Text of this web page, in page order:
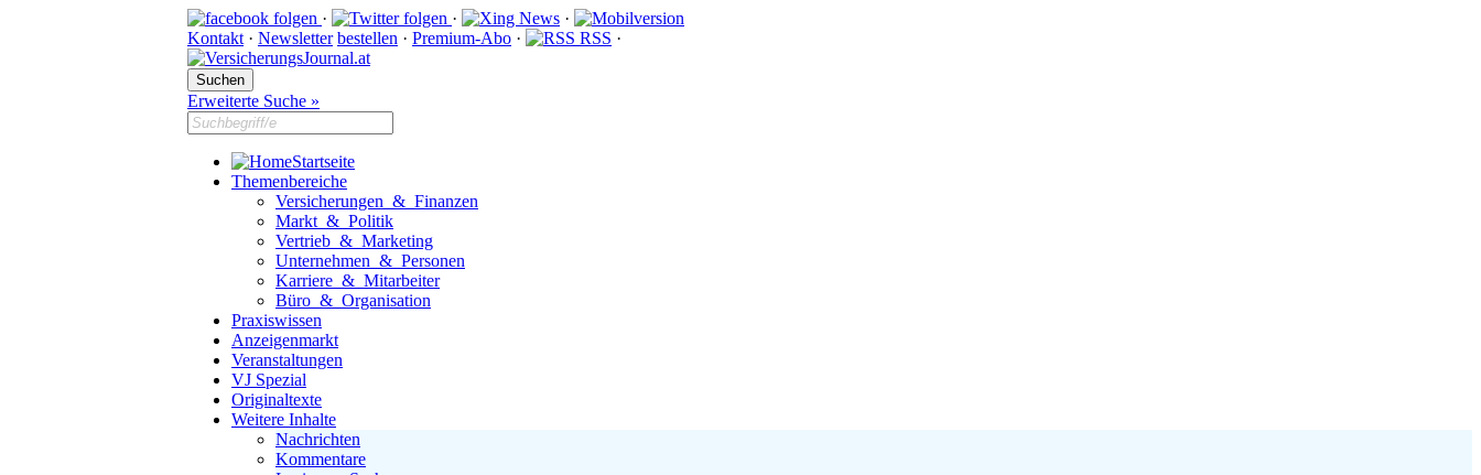
· ·
·
Kontakt · Newsletter bestellen · Premium-Abo · RSS ·
Erweiterte Suche »
Startseite
Themenbereiche
Versicherungen & Finanzen
Markt & Politik
Vertrieb & Marketing
Unternehmen & Personen
Karriere & Mitarbeiter
Büro & Organisation
Praxiswissen
Anzeigenmarkt
Veranstaltungen
VJ Spezial
Originaltexte
Weitere Inhalte
Nachrichten
Kommentare